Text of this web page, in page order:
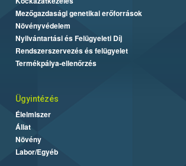
Mezőgazdasági genetikai erőforrások
Növényvédelem
Nyilvántartási és Felügyeleti Díj
Rendszerszervezés és felügyelet
Termékpálya-ellenőrzés
Ügyintézés
Élelmiszer
Állat
Növény
Labor/Egyéb